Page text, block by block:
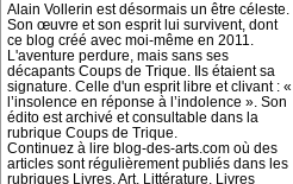
Alain Vollerin est désormais un être céleste.
Son œuvre et son esprit lui survivent, dont
ce blog créé avec moi-même en 2011.
L'aventure perdure, mais sans ses
décapants Coups de Trique. Ils étaient sa
signature. Celle d'un esprit libre et clivant : «
l’insolence en réponse à l’indolence ». Son
édito est archivé et consultable dans la
rubrique Coups de Trique.
Continuez à lire blog-des-arts.com où des
articles sont régulièrement publiés dans les
rubriques Livres, Art, Littérature, Livres